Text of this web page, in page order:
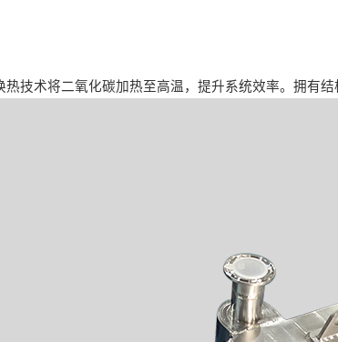
技术将二氧化碳加热至高温，提升系统效率。拥有